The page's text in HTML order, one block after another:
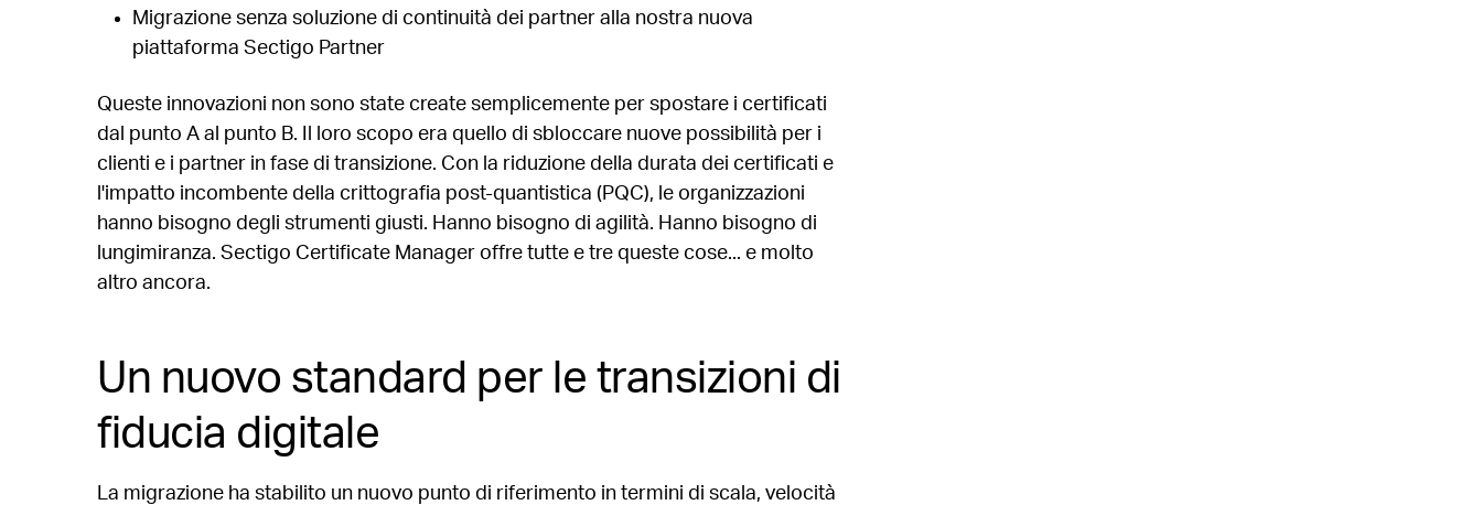
Migrazione senza soluzione di continuità dei partner alla nostra nuova
piattaforma Sectigo Partner
Queste innovazioni non sono state create semplicemente per spostare i certificati
dal punto A al punto B. Il loro scopo era quello di sbloccare nuove possibilità per i
clienti e i partner in fase di transizione. Con la riduzione della durata dei certificati e
l'impatto incombente della crittografia post-quantistica (PQC), le organizzazioni
hanno bisogno degli strumenti giusti. Hanno bisogno di agilità. Hanno bisogno di
lungimiranza. Sectigo Certificate Manager offre tutte e tre queste cose... e molto
altro ancora.
Un nuovo standard per le transizioni di
fiducia digitale
La migrazione ha stabilito un nuovo punto di riferimento in termini di scala, velocità